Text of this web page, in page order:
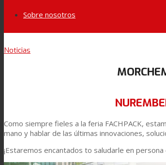
Sobre nosotros
Mercados y Soluciones
Laminación de paneles
Laminación técnica
Noticias
Como siempre fieles a la feria FACHPACK,
mano y hablar de las últimas innovaciones,
¡Estaremos encantados to saludarle en